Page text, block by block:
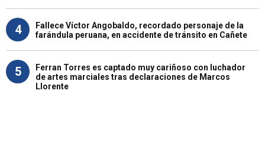
4
Fallece Víctor Angobaldo, recordado personaje de la
farándula peruana, en accidente de tránsito en Cañete
5
Ferran Torres es captado muy cariñoso con luchador
de artes marciales tras declaraciones de Marcos
Llorente